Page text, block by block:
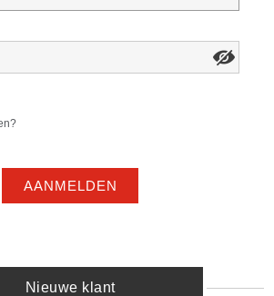
AANMELDEN
Nieuwe klant